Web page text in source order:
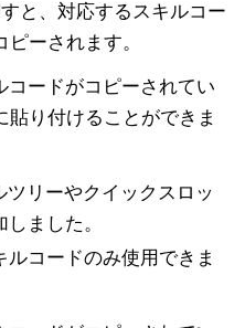
と、対応するスキルコー
ピーされます。
コードがコピーされてい
貼り付けることができま
ツリーやクイックスロッ
ました。
ルコードのみ使用できま